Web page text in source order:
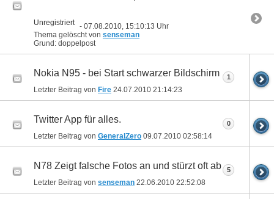
Unregistriert - 07.08.2010, 15:10:13 Uhr
Thema gelöscht von senseman
Grund: doppelpost
Nokia N95 - bei Start schwarzer Bildschirm
Letzter Beitrag von Fire 24.07.2010 21:14:23
1
Twitter App für alles.
Letzter Beitrag von GeneralZero 09.07.2010 02:58:14
0
N78 Zeigt falsche Fotos an und stürzt oft ab
Letzter Beitrag von senseman 22.06.2010 22:52:08
5